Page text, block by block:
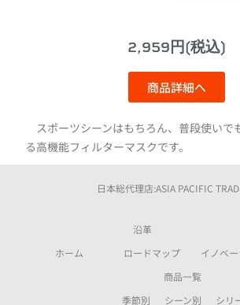
2,959円(税込)
商品詳細へ
スポーツシーンはもちろん、普段使いで
る高機能フィルターマスクです。
日本総代理店:ASIA PACIFIC
ホーム
沿革
ロードマップ
イノベ
商品一覧
季節別
シーン別 シリ